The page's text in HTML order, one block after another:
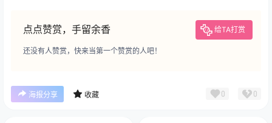
点点赞赏，手留余香 给TA打赏
还没有人赞赏，快来当第一个赞赏的人吧！
海报分享 收藏 0 0